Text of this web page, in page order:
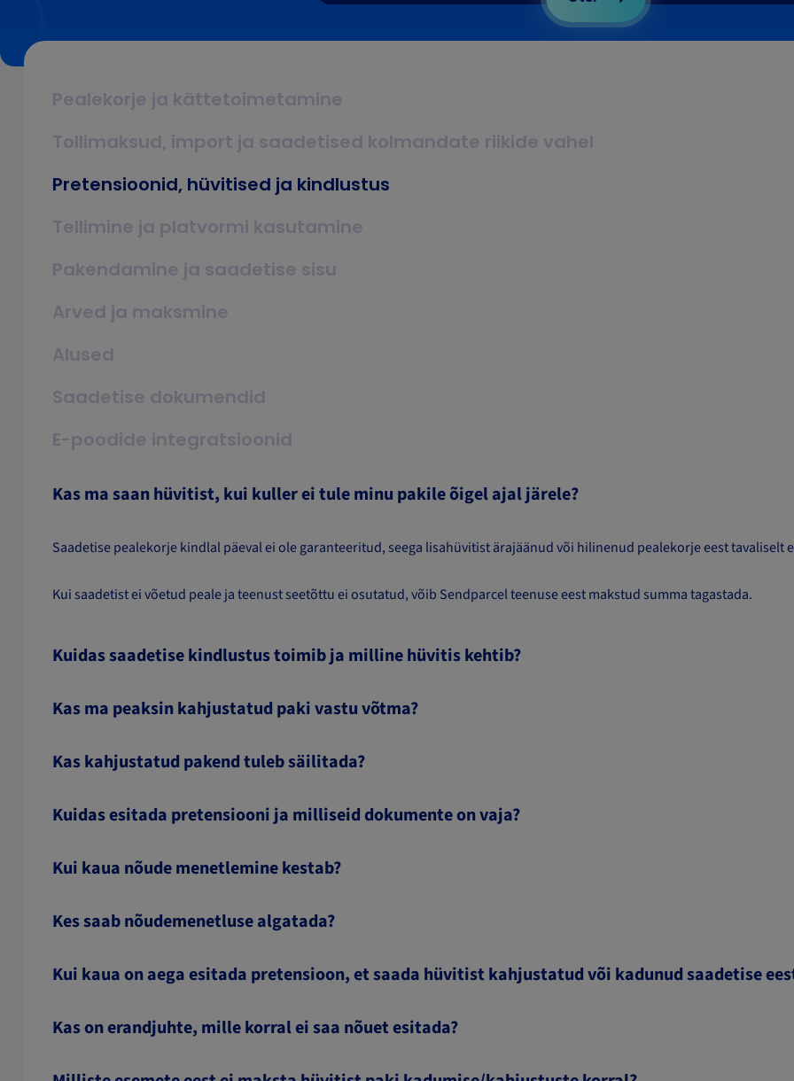
Pealekorje ja kättetoimetamine
Tollimaksud, import ja saadetised kolmandate riikide vahel
Pretensioonid, hüvitised ja kindlustus
Tellimine ja platvormi kasutamine
Pakendamine ja saadetise sisu
Arved ja maksmine
Alused
Saadetise dokumendid
E-poodide integratsioonid
Kas ma saan hüvitist, kui kuller ei tule minu pakile õigel ajal järele?
Saadetise pealekorje kindlal päeval ei ole garanteeritud, seega lisahüvitist ärajäänud või hilinenud pealekorje eest tavaliselt
Kui saadetist ei võetud peale ja teenust seetõttu ei osutatud, võib Sendparcel teenuse eest makstud summa tagastada.
Kuidas saadetise kindlustus toimib ja milline hüvitis kehtib?
Kas ma peaksin kahjustatud paki vastu võtma?
Kas kahjustatud pakend tuleb säilitada?
Kuidas esitada pretensiooni ja milliseid dokumente on vaja?
Kui kaua nõude menetlemine kestab?
Kes saab nõudemenetluse algatada?
Kui kaua on aega esitada pretensioon, et saada hüvitist kahjustatud või kadunud saadetise
Kas on erandjuhte, mille korral ei saa nõuet esitada?